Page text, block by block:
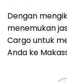
Dengan
menemukan
Cargo untuk
Anda ke